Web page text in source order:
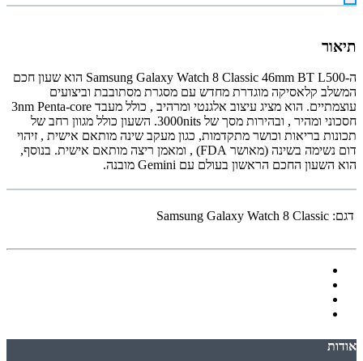
תיאור
ה-Samsung Galaxy Watch 8 Classic 46mm BT L500 הוא שעון חכם
המשלב קלאסיקה מוגדרת מחדש עם מסגרת מסתובבת וביצועים
עוצמתיים. הוא מציג עיצוב אלגנטי ומרהיב
, כולל מעבד 3nm Penta-core
חסכוני ומהיר , ובהירות מסך של 3000nits . השעון כולל מגוון רחב של
תכונות בריאות וכושר מתקדמות, כגון מעקב שינה מותאם אישית , זיהוי
דום נשימה בשינה (מאושר FDA)
, ומאמן ריצה מותאם אישית. בנוסף,
הוא השעון החכם הראשון בעולם עם Gemini מובנה
.
דגם: Samsung Galaxy Watch 8 Classic
אודות